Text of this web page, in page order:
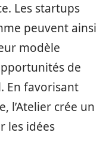
Les startups
peuvent ainsi
modèle
de
En favorisant
l’Atelier crée un
les idées